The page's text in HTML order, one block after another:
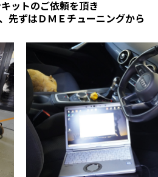
ットのご依頼を頂き
先ずはＤＭＥチューニングから